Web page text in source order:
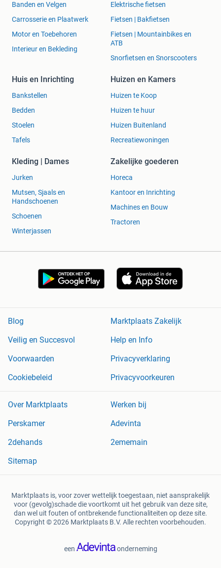
Banden en Velgen
Carrosserie en Plaatwerk
Motor en Toebehoren
Interieur en Bekleding
Elektrische fietsen
Fietsen | Bakfietsen
Fietsen | Mountainbikes en
ATB
Snorfietsen en Snorscooters
Huis en Inrichting
Bankstellen
Bedden
Stoelen
Tafels
Huizen en Kamers
Huizen te Koop
Huizen te huur
Huizen Buitenland
Recreatiewoningen
Kleding | Dames
Jurken
Mutsen, Sjaals en
Handschoenen
Schoenen
Winterjassen
Zakelijke goederen
Horeca
Kantoor en Inrichting
Machines en Bouw
Tractoren
Blog
Marktplaats Zakelijk
Veilig en Succesvol
Help en Info
Voorwaarden
Privacyverklaring
Cookiebeleid
Privacyvoorkeuren
Over Marktplaats
Werken bij
Perskamer
Adevinta
2dehands
2ememain
Sitemap
Marktplaats is, voor zover wettelijk toegestaan, niet aansprakelijk
voor (gevolg)schade die voortkomt uit het gebruik van deze site,
dan wel uit fouten of ontbrekende functionaliteiten op deze site.
Copyright © 2026 Marktplaats B.V. Alle rechten voorbehouden.
een onderneming